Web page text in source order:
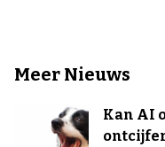
Meer Nieuws
Kan AI